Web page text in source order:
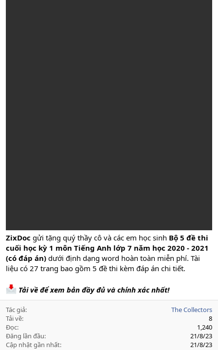
ZixDoc gửi tặng quý thầy cô và các em học sinh Bộ 5 đề thi
cuối học kỳ 1 môn Tiếng Anh lớp 7 năm học 2020 - 2021
(có đáp án) dưới định dạng word hoàn toàn miễn phí. Tài
liệu có 27 trang bao gồm 5 đề thi kèm đáp án chi tiết.
Tải về để xem bản đầy đủ và chính xác nhất!
Tác giả
The Collectors
Tải về
8
Đọc
1,240
Đăng lần đầu
21/8/23
Cập nhật gần nhất
21/8/23